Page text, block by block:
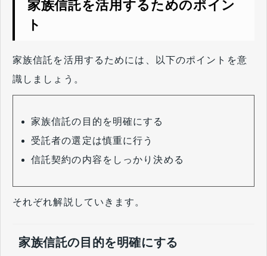
家族信託を活用するためのポイン
ト
家族信託を活用するためには、以下のポイントを意
識しましょう。
家族信託の目的を明確にする
受託者の選定は慎重に行う
信託契約の内容をしっかり決める
それぞれ解説していきます。
家族信託の目的を明確にする